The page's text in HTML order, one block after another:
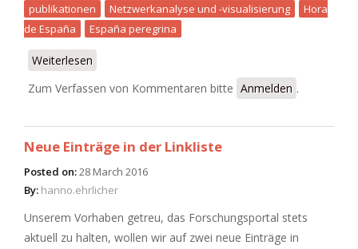
publikationen Netzwerkanalyse und -visualisierung
Hora
de España
España peregrina
Weiterlesen
Zum Verfassen von Kommentaren bitte Anmelden .
Neue Einträge in der Linkliste
Posted on:28 March 2016
By: hanno.ehrlicher
Unserem Vorhaben getreu, das Forschungsportal stets
aktuell zu halten, wollen wir auf zwei neue Einträge in